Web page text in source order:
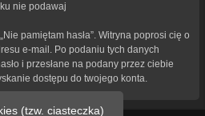
(tzw. ciasteczka)
nie podawaj
pamiętam hasła”. Witryna poprosi cię o
e-mail. Po podaniu tych danych
i przesłane na podany przez ciebie
dostępu do twojego konta.